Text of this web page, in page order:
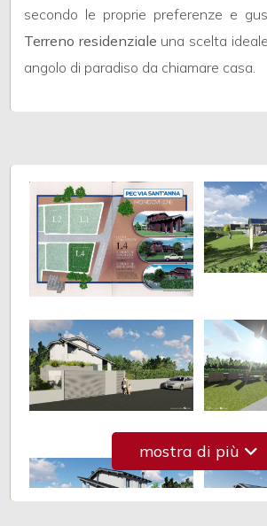
secondo le proprie preferenze e
Terreno residenziale una scelta
angolo di paradiso da chiamare casa.
mostra di più
4
5
5+
Camere
minime
1